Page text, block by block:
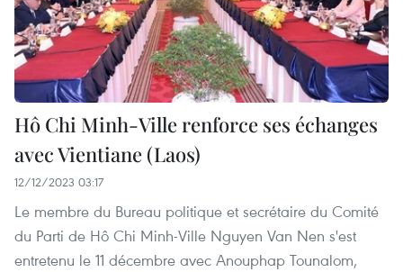
Hô Chi Minh-Ville renforce ses échanges
avec Vientiane (Laos)
12/12/2023 03:17
Le membre du Bureau politique et secrétaire du Comité
du Parti de Hô Chi Minh-Ville Nguyen Van Nen s'est
entretenu le 11 décembre avec Anouphap Tounalom,